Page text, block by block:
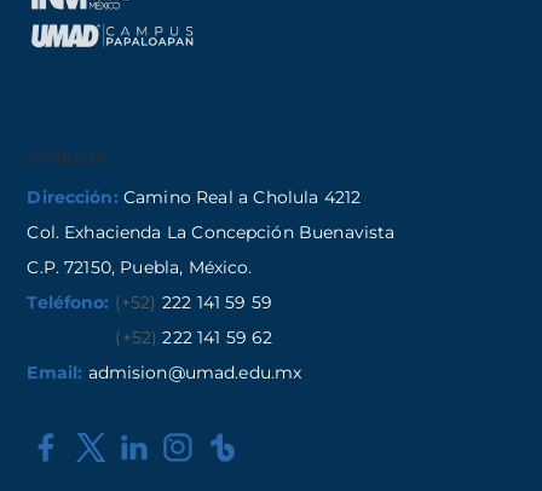
Contacto
Dirección: Camino Real a Cholula 4212
Col. Exhacienda La Concepción Buenavista
C.P. 72150, Puebla, México.
Teléfono: (+52) 222 141 59 59
(+52) 222 141 59 62
Email: admision@umad.edu.mx